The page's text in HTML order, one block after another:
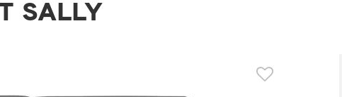
SALLY
Wohnlandschaft